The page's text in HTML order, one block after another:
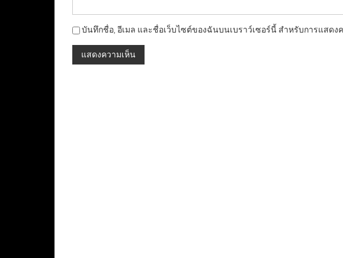
บันทึกชื่อ, อีเมล และชื่อเว็บไซต์ของฉันบนเบราว์เซอร์นี้ สำหรับการแสดง